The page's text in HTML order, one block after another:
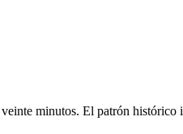
minutos. El patrón